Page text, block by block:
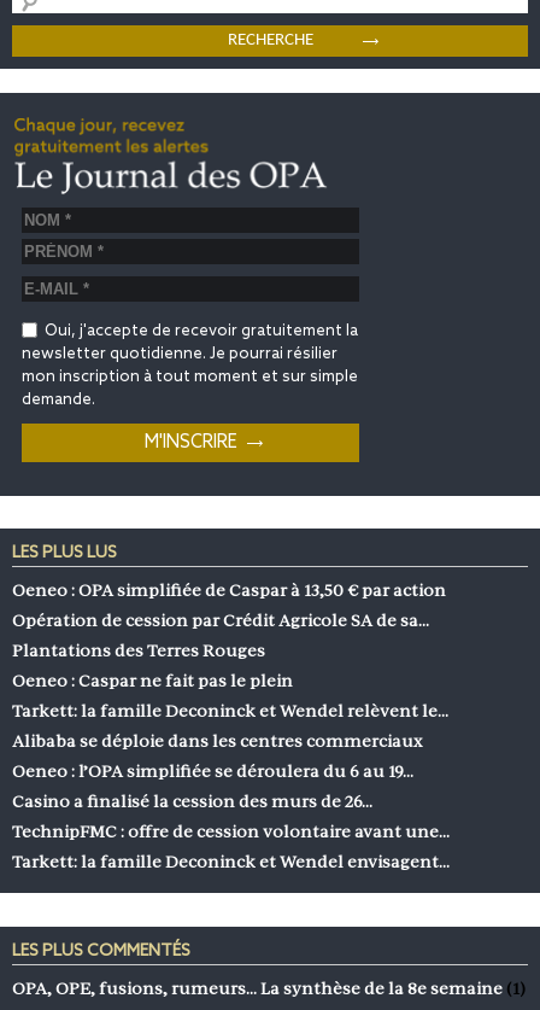
Oui, j'accepte de recevoir gratuitement la
newsletter quotidienne. Je pourrai résilier
mon inscription à tout moment et sur simple
demande.
LES PLUS LUS
Oeneo : OPA simplifiée de Caspar à 13,50 € par action
Opération de cession par Crédit Agricole SA de sa…
Plantations des Terres Rouges
Oeneo : Caspar ne fait pas le plein
Tarkett: la famille Deconinck et Wendel relèvent le…
Alibaba se déploie dans les centres commerciaux
Oeneo : l’OPA simplifiée se déroulera du 6 au 19…
Casino a finalisé la cession des murs de 26…
TechnipFMC : offre de cession volontaire avant une…
Tarkett: la famille Deconinck et Wendel envisagent…
LES PLUS COMMENTÉS
OPA, OPE, fusions, rumeurs… La synthèse de la 8e semaine (1)